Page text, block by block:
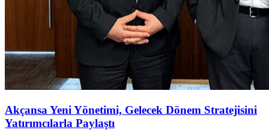
Akçansa Yeni Yönetimi, Gelecek Dönem Stratejisini
Yatırımcılarla Paylaştı